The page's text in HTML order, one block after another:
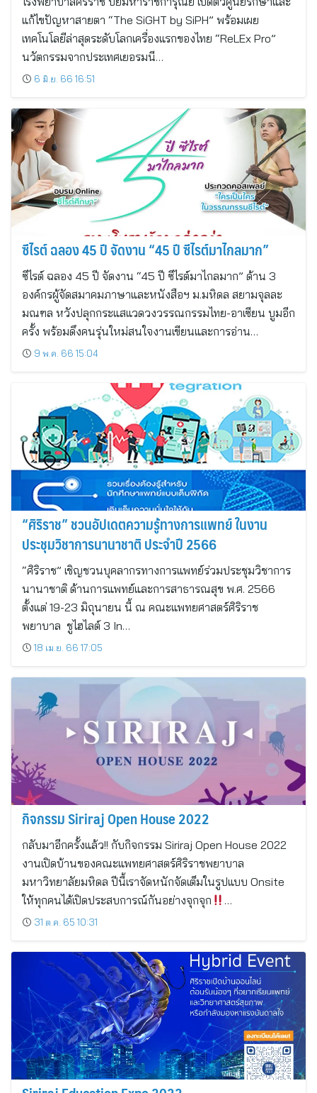
แก้ไขปัญหาสายตา “The SiGHT by SiPH” พร้อมเผย
เทคโนโลยีล่าสุดระดับโลกเครื่องแรกของไทย “ReLEx Pro”
นวัตกรรมจากประเทศเยอรมนี…
6 มิ.ย. 66 16:51
ซีไรต์ ฉลอง 45 ปี จัดงาน “45 ปี ซีไรต์มาไกลมาก”
ซีไรต์ ฉลอง 45 ปี จัดงาน “45 ปี ซีไรต์มาไกลมาก” ด้าน 3
องค์กรผู้จัดสมาคมภาษาและหนังสือฯ ม.มหิดล สยามจุลละ
มณฑล หวังปลุกกระแสแวดวงวรรณกรรมไทย-อาเซียน บูมอีก
ครั้ง พร้อมดึงคนรุ่นใหม่สนใจงานเขียนและการอ่าน…
9 พ.ค. 66 15:04
“ศิริราช” ชวนอัปเดตความรู้ทางการแพทย์ ในงาน
ประชุมวิชาการนานาชาติ ประจำปี 2566
“ศิริราช” เชิญชวนบุคลากรทางการแพทย์ร่วมประชุมวิชาการ
นานาชาติ ด้านการแพทย์และการสาธารณสุข พ.ศ. 2566
ตั้งแต่ 19-23 มิถุนายน นี้ ณ คณะแพทยศาสตร์ศิริราช
พยาบาล ชูไฮไลต์ 3 In…
18 เม.ย. 66 17:05
กิจกรรม Siriraj Open House 2022
กลับมาอีกครั้งแล้ว!! กับกิจกรรม Siriraj Open House 2022
งานเปิดบ้านของคณะแพทยศาสตร์ศิริราชพยาบาล
มหาวิทยาลัยมหิดล ปีนี้เราจัดหนักจัดเต็มในรูปแบบ Onsite
ให้ทุกคนได้เปิดประสบการณ์กันอย่างจุกจุก
…
31 ต.ค. 65 10:31